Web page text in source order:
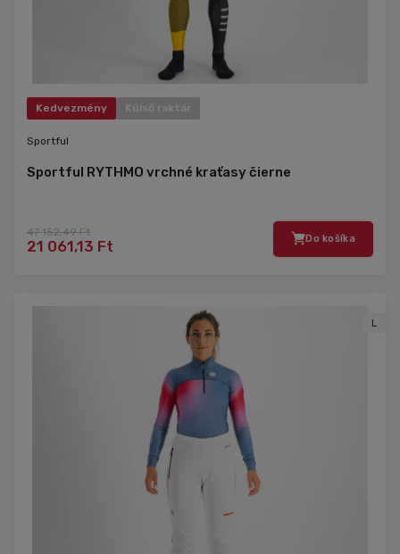
Kedvezmény Külső raktár
Sportful
Sportful RYTHMO vrchné kraťasy čierne
47 152,49 Ft
21 061,13 Ft Do košíka
L